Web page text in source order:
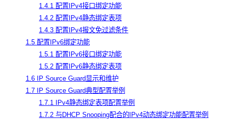
1.4.1 配置IPv4接口绑定功能
1.4.2 配置IPv4静态绑定表项
1.4.3 配置IPv4报文免过滤条件
1.5 配置IPv6绑定功能
1.5.1 配置IPv6接口绑定功能
1.5.2 配置IPv6静态绑定表项
1.6 IP Source Guard显示和维护
1.7 IP Source Guard典型配置举例
1.7.1 IPv4静态绑定表项配置举例
1.7.2 与DHCP Snooping配合的IPv4动态绑定功能配置举例